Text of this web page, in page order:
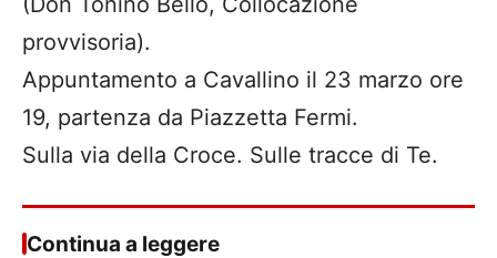
provvisoria).
Appuntamento a Cavallino il 23 marzo ore
19, partenza da Piazzetta Fermi.
Sulla via della Croce. Sulle tracce di Te.
Continua a leggere